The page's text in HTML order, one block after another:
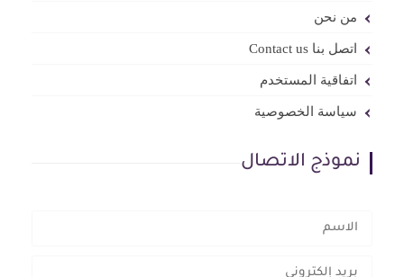
من نحن
اتصل بنا Contact us
اتفاقية المستخدم
سياسة الخصوصية
نموذج الاتصال